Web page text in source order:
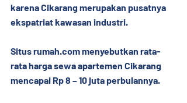
karena Cikarang merupakan pusatnya
ekspatriat kawasan industri.
Situs rumah.com menyebutkan rata-
rata harga sewa apartemen Cikarang
mencapai Rp 8 – 10 juta perbulannya.